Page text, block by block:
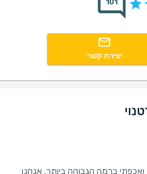
101
יצירת קשר
ואכפתי ברמה הגבוהה ביותר. אנחנו